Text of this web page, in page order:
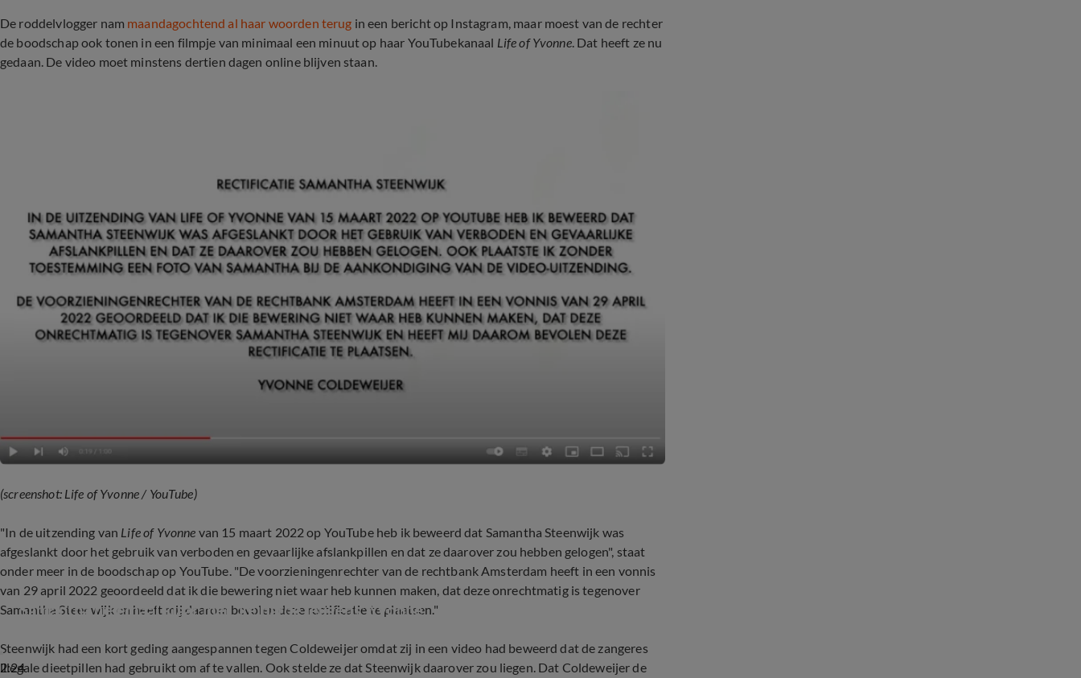
De roddelvlogger nam maandagochtend al haar woorden terug in een bericht op Instagram, maar moest van de rechter
de boodschap ook tonen in een filmpje van minimaal een minuut op haar YouTubekanaal Life of Yvonne. Dat heeft ze nu
gedaan. De video moet minstens dertien dagen online blijven staan.
(screenshot: Life of Yvonne / YouTube)
"In de uitzending van Life of Yvonne van 15 maart 2022 op YouTube heb ik beweerd dat Samantha Steenwijk was
afgeslankt door het gebruik van verboden en gevaarlijke afslankpillen en dat ze daarover zou hebben gelogen", staat
onder meer in de boodschap op YouTube. "De voorzieningenrechter van de rechtbank Amsterdam heeft in een vonnis
van 29 april 2022 geoordeeld dat ik die bewering niet waar heb kunnen maken, dat deze onrechtmatig is tegenover
Samantha Steenwijk en heeft mij daarom bevolen deze rectificatie te plaatsen."
2:24
Samantha helemaal klaar met 'keiharde leugens' Yvonne
Steenwijk had een kort geding aangespannen tegen Coldeweijer omdat zij in een video had beweerd dat de zangeres
illegale dieetpillen had gebruikt om af te vallen. Ook stelde ze dat Steenwijk daarover zou liegen. Dat Coldeweijer de